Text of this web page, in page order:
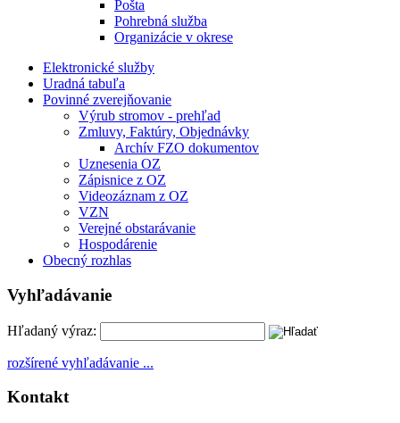
Pošta
Pohrebná služba
Organizácie v okrese
Elektronické služby
Uradná tabuľa
Povinné zverejňovanie
Výrub stromov - prehľad
Zmluvy, Faktúry, Objednávky
Archív FZO dokumentov
Uznesenia OZ
Zápisnice z OZ
Videozáznam z OZ
VZN
Verejné obstarávanie
Hospodárenie
Obecný rozhlas
Vyhľadávanie
Hľadaný výraz:
rozšírené vyhľadávanie ...
Kontakt